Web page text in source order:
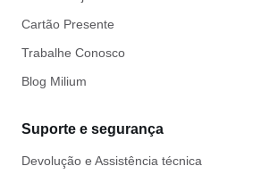
Cartão Presente
Trabalhe Conosco
Blog Milium
Suporte e segurança
Devolução e Assistência técnica